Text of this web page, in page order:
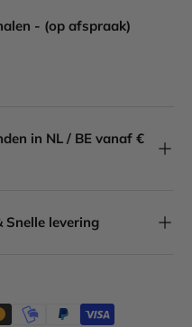
- (op afspraak)
in NL / BE vanaf €
Snelle levering